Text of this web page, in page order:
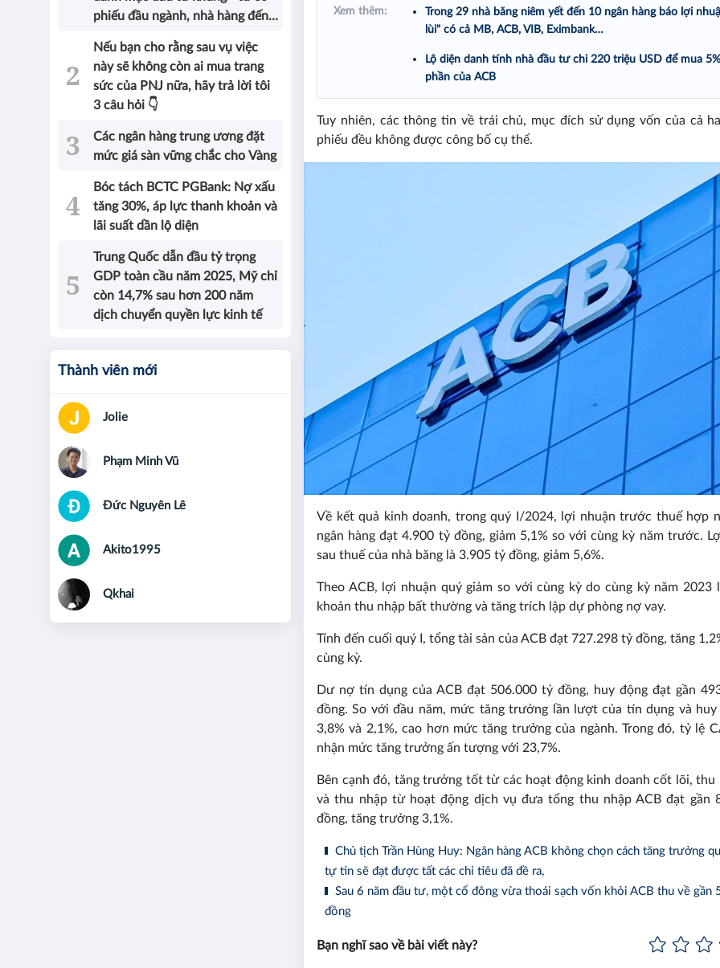
Xem thêm:
Trong 29 nhà băng niêm yết đến 10 ngân hàng báo lợi
lùi" có cả MB, ACB, VIB, Eximbank…
Lộ diện danh tính nhà đầu tư chi 220 triệu USD để mua
phần của ACB
Tuy nhiên, các thông tin về trái chủ, mục đích sử dụng vốn của cả
phiếu đều không được công bố cụ thể.
Về kết quả kinh doanh, trong quý I/2024, lợi nhuận trước thuế hợp
ngân hàng đạt 4.900 tỷ đồng, giảm 5,1% so với cùng kỳ năm trước.
sau thuế của nhà băng là 3.905 tỷ đồng, giảm 5,6%.
Theo ACB, lợi nhuận quý giảm so với cùng kỳ do cùng kỳ năm 2023
khoản thu nhập bất thường và tăng trích lập dự phòng nợ vay.
Tính đến cuối quý I, tổng tài sản của ACB đạt 727.298 tỷ đồng, tăng
cùng kỳ.
Dư nợ tín dụng của ACB đạt 506.000 tỷ đồng, huy động đạt gần
đồng. So với đầu năm, mức tăng trưởng lần lượt của tín dụng và huy
3,8% và 2,1%, cao hơn mức tăng trưởng của ngành. Trong đó, tỷ lệ
nhận mức tăng trưởng ấn tượng với 23,7%.
Bên cạnh đó, tăng trưởng tốt từ các hoạt động kinh doanh cốt lõi, thu
và thu nhập từ hoạt động dịch vụ đưa tổng thu nhập ACB đạt gần
đồng, tăng trưởng 3,1%.
Chủ tịch Trần Hùng Huy: Ngân hàng ACB không chọn cách tăng trưởng
tự tin sẽ đạt được tất các chỉ tiêu đã đề ra,
Sau 6 năm đầu tư, một cổ đông vừa thoái sạch vốn khỏi ACB thu về gần
đồng
Bạn nghĩ sao về bài viết này?
phiếu đầu ngành, nhà hàng đến
được câu trả lời!
Nếu bạn cho rằng sau vụ việc
này sẽ không còn ai mua trang
sức của PNJ nữa, hãy trả lời tôi
3 câu hỏi 👇
Các ngân hàng trung ương đặt
mức giá sàn vững chắc cho Vàng
Bóc tách BCTC PGBank: Nợ xấu
tăng 30%, áp lực thanh khoản và
lãi suất dần lộ diện
Trung Quốc dẫn đầu tỷ trọng
GDP toàn cầu năm 2025, Mỹ chỉ
còn 14,7% sau hơn 200 năm
dịch chuyển quyền lực kinh tế
Thành viên mới
Jolie
Phạm Minh Vũ
Đức Nguyên Lê
Akito1995
Qkhai